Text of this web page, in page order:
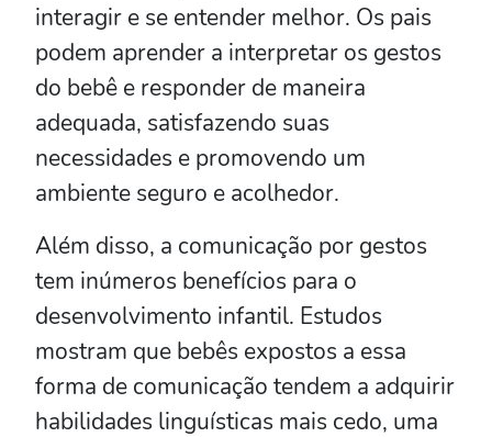
interagir e se entender melhor. Os pais
podem aprender a interpretar os gestos
do bebê e responder de maneira
adequada, satisfazendo suas
necessidades e promovendo um
ambiente seguro e acolhedor.
Além disso, a comunicação por gestos
tem inúmeros benefícios para o
desenvolvimento infantil. Estudos
mostram que bebês expostos a essa
forma de comunicação tendem a adquirir
habilidades linguísticas mais cedo, uma